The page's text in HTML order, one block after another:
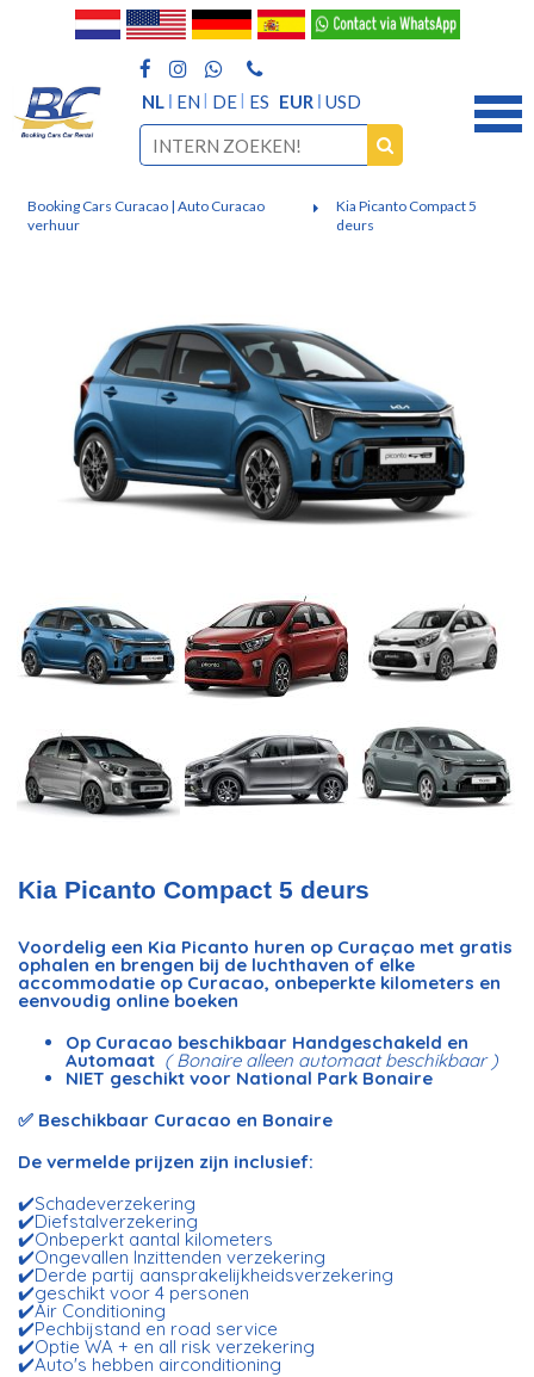
NL EN DE ES EUR USD
Booking Cars Curacao | Auto Curacao
verhuur
Kia Picanto Compact 5
deurs
Kia Picanto Compact 5 deurs
Voordelig een Kia Picanto huren op Curaçao met gratis
ophalen en brengen bij de luchthaven of elke
accommodatie op Curacao, onbeperkte kilometers en
eenvoudig online boeken
Op Curacao beschikbaar Handgeschakeld en
Automaat ( Bonaire alleen automaat beschikbaar )
NIET geschikt voor National Park Bonaire
✅ Beschikbaar Curacao en Bonaire
De vermelde prijzen zijn inclusief:
✔️Schadeverzekering
✔️Diefstalverzekering
✔️Onbeperkt aantal kilometers
✔️Ongevallen Inzittenden verzekering
✔️Derde partij aansprakelijkheidsverzekering
✔️geschikt voor 4 personen
✔️Air Conditioning
✔️Pechbijstand en road service
✔️Optie WA + en all risk verzekering
✔️Auto's hebben airconditioning